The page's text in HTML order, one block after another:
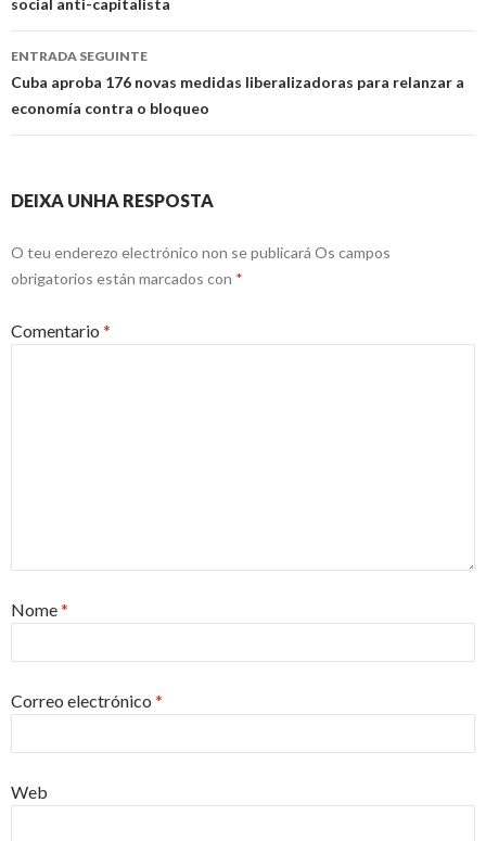
entrada
social anti-capitalista
ENTRADA SEGUINTE
Cuba aproba 176 novas medidas liberalizadoras para relanzar a
economía contra o bloqueo
DEIXA UNHA RESPOSTA
O teu enderezo electrónico non se publicará Os campos
obrigatorios están marcados con *
Comentario *
Nome*
Correo electrónico *
Web